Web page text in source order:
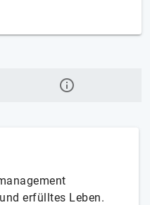
erfülltes Leben.